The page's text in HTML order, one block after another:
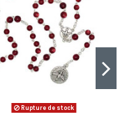
Rupture de stock